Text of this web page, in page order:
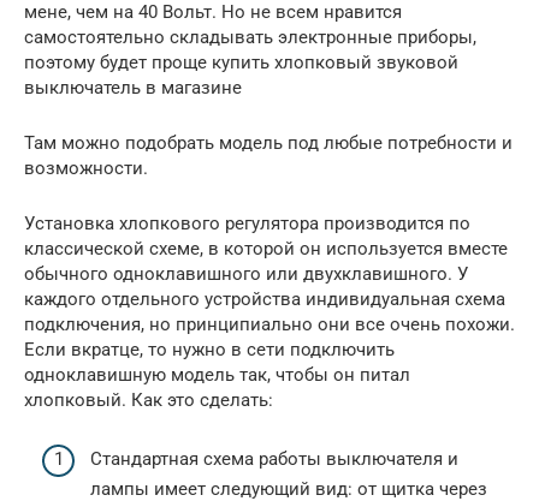
мене, чем на 40 Вольт. Но не всем нравится
самостоятельно складывать электронные приборы,
поэтому будет проще купить хлопковый звуковой
выключатель в магазине
Там можно подобрать модель под любые потребности и
возможности.
Установка хлопкового регулятора производится по
классической схеме, в которой он используется вместе
обычного одноклавишного или двухклавишного. У
каждого отдельного устройства индивидуальная схема
подключения, но принципиально они все очень похожи.
Если вкратце, то нужно в сети подключить
одноклавишную модель так, чтобы он питал
хлопковый. Как это сделать:
Стандартная схема работы выключателя и
лампы имеет следующий вид: от щитка через